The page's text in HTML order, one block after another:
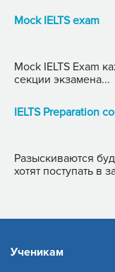
Mock IELTS exam
Mock IELTS Exam
секции экзамена...
IELTS Preparation
Разыскиваются
хотят поступать в
Ученикам